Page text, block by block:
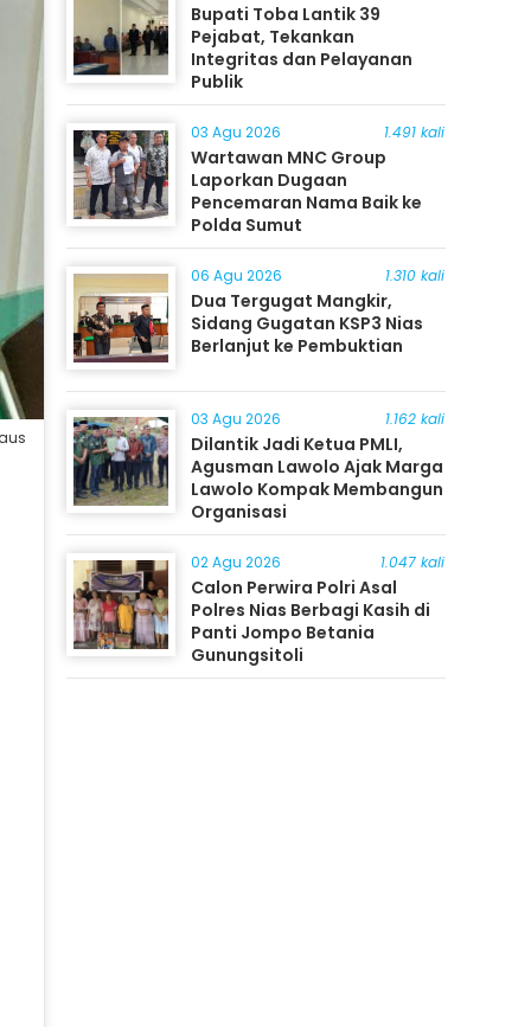
Bupati Toba Lantik 39
Pejabat, Tekankan
Integritas dan Pelayanan
Publik
03 Agu 2026 1.491 kali
Wartawan MNC Group
Laporkan Dugaan
Pencemaran Nama Baik ke
Polda Sumut
06 Agu 2026 1.310 kali
Dua Tergugat Mangkir,
Sidang Gugatan KSP3 Nias
Berlanjut ke Pembuktian
03 Agu 2026 1.162 kali
Dilantik Jadi Ketua PMLI,
Agusman Lawolo Ajak Marga
Lawolo Kompak Membangun
Organisasi
02 Agu 2026 1.047 kali
Calon Perwira Polri Asal
Polres Nias Berbagi Kasih di
Panti Jompo Betania
Gunungsitoli